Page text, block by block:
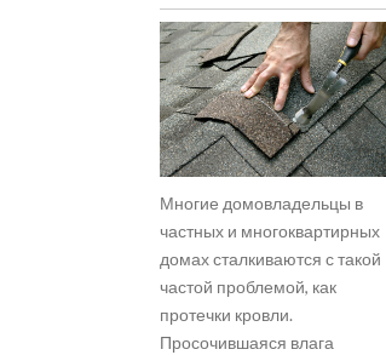
Многие домовладельцы в
частных и многоквартирных
домах сталкиваются с такой
частой проблемой, как
протечки кровли.
Просочившаяся влага